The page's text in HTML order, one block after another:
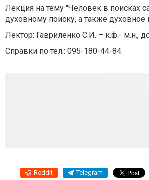
Лекция на тему "Человек в поисках
духовному поиску, а также
Лектор: Гавриленко С.И. – к.ф.- м.н.,
Справки по тел.: 095-180-44-84.
Reddit Telegram